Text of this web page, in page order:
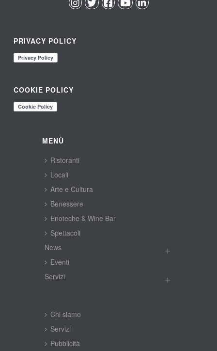
PRIVACY POLICY
COOKIE POLICY
MENÙ
Ristoranti
Locali
Arte e Cultura
Benessere
Enoteche & Wine Bar
Spettacoli
New
Eventi
Servizi
Chi siamo
Servizi
Pubblicità